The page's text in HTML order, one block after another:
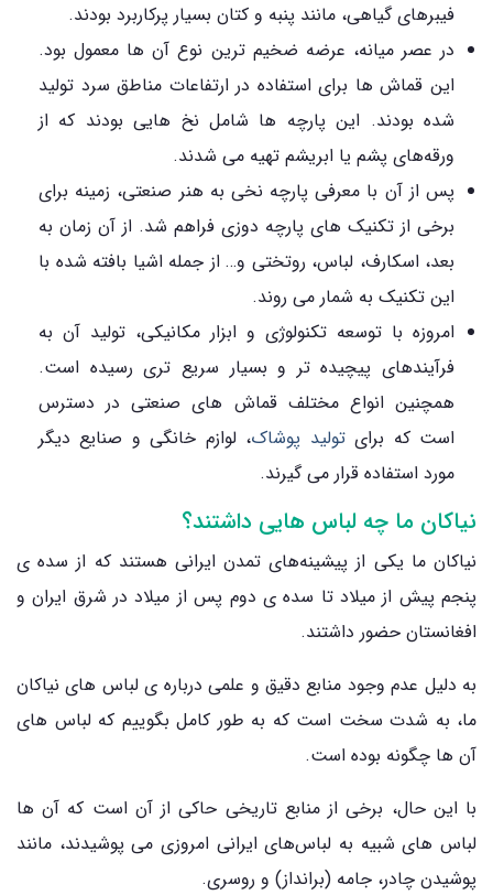
فیبرهای گیاهی، مانند پنبه و کتان بسیار پرکاربرد بودند.
در عصر میانه، عرضه ضخیم ترین نوع آن ‌ها معمول بود.
این قماش ‌ها برای استفاده در ارتفاعات مناطق سرد تولید
شده بودند. این پارچه ‌ها شامل نخ‌ هایی بودند که از
ورقه‌های پشم یا ابریشم تهیه می ‌شدند.
پس از آن با معرفی پارچه نخی به هنر صنعتی، زمینه برای
برخی از تکنیک‌ های پارچه ‌دوزی فراهم شد. از آن زمان به
بعد، اسکارف، لباس، روتختی و… از جمله اشیا بافته شده با
این تکنیک به شمار می‌ روند.
امروزه با توسعه تکنولوژی و ابزار مکانیکی، تولید آن به
فرآیندهای پیچیده‌ تر و بسیار سریع‌ تری رسیده است.
همچنین انواع مختلف قماش‌ های صنعتی در دسترس
است که برایتولید پوشاک، لوازم خانگی و صنایع دیگر
مورد استفاده قرار می ‌گیرند.
نیاکان ما چه لباس هایی داشتند؟
نیاکان ما یکی از پیشینه‌های تمدن ایرانی هستند که از سده ی
پنجم پیش از میلاد تا سده ی دوم پس از میلاد در شرق ایران و
افغانستان حضور داشتند.
به دلیل عدم وجود منابع دقیق و علمی درباره ی لباس ‌های نیاکان
ما، به شدت سخت است که به طور کامل بگوییم که لباس ‌های
آن‌ ها چگونه بوده است.
با این حال، برخی از منابع تاریخی حاکی از آن است که آن ‌ها
لباس‌ های شبیه به لباس‌های ایرانی امروزی می ‌پوشیدند، مانند
پوشیدن چادر، جامه (برانداز) و روسری.